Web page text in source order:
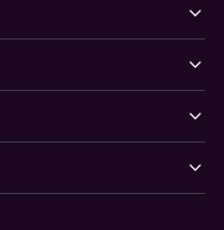
werden